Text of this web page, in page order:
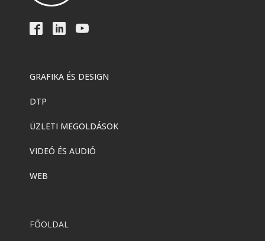
GRAFIKA ÉS DESIGN
DTP
ÜZLETI MEGOLDÁSOK
VIDEÓ ÉS AUDIÓ
WEB
FŐOLDAL